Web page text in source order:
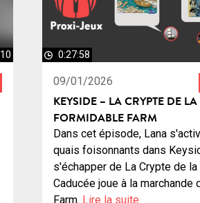
10 0:27:58
09/01/2026
KEYSIDE – LA CRYPTE DE
FORMIDABLE FARM
Dans cet épisode, Lana
quais foisonnants dans
s'échapper de La Crypte de
Caducée joue à la marchande
Farm. Lire la suite